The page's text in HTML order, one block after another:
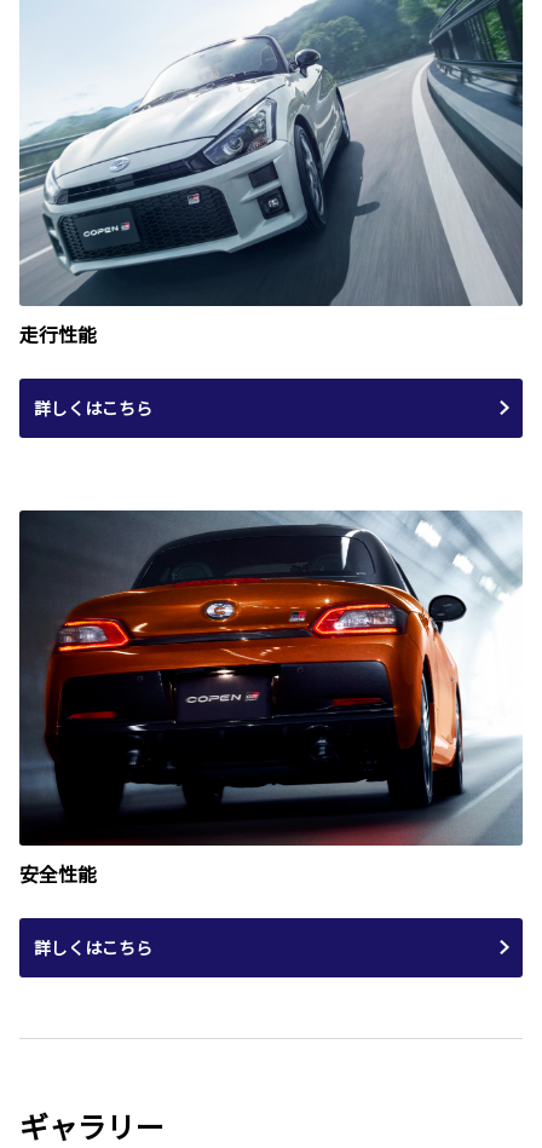
走行性能
詳しくはこちら
安全性能
詳しくはこちら
ギャラリー